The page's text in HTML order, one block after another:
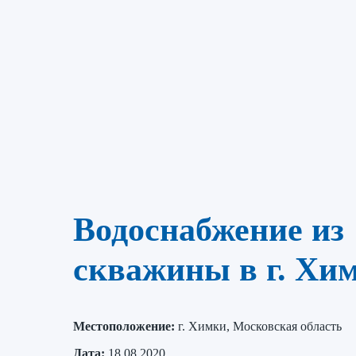
Водоснабжение из
скважины в г.
Местоположение: г. Химки, Московская область
Дата: 18.08.2020